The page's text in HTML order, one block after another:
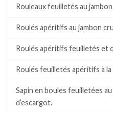
Rouleaux feuilletés au
Roulés apéritifs au jambon
Roulés apéritifs feuilletés et
Roulés feuilletés apéritifs à
Sapin en boules feuilletées
d’escargot.